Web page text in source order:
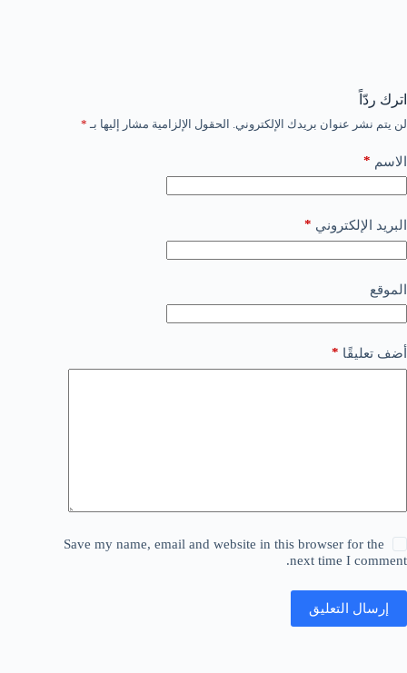
اترك ردّاً
لن يتم نشر عنوان بريدك الإلكتروني. الحقول الإلزامية مشار إليها بـ *
الاسم *
البريد الإلكتروني *
الموقع
أضف تعليقًا *
Save my name, email and website in this browser for the
next time I comment.
إرسال التعليق